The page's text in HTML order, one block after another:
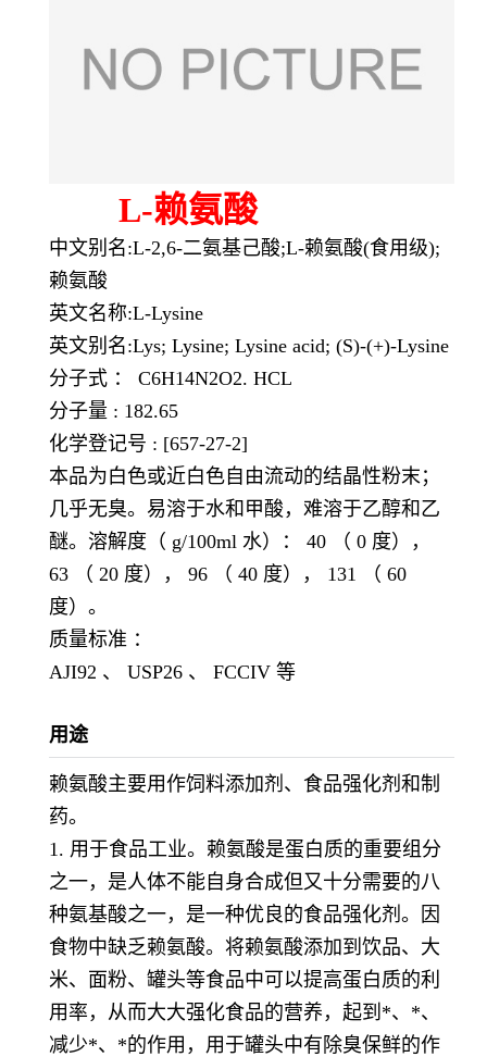
L-赖氨酸
中文别名:L-2,6-二氨基己酸;L-赖氨酸(食用级);
赖氨酸
英文名称:L-Lysine
英文别名:Lys; Lysine; Lysine acid; (S)-(+)-Lysine
分子式 ： C6H14N2O2. HCL
分子量 : 182.65
化学登记号 : [657-27-2]
本品为白色或近白色自由流动的结晶性粉末；
几乎无臭。易溶于水和甲酸，难溶于乙醇和乙
醚。溶解度（ g/100ml 水）： 40 （ 0 度），
63 （ 20 度）， 96 （ 40 度）， 131 （ 60
度）。
质量标准 ：
AJI92 、 USP26 、 FCCIV 等
用途
赖氨酸主要用作饲料添加剂、食品强化剂和制
药。
1. 用于食品工业。赖氨酸是蛋白质的重要组分
之一，是人体不能自身合成但又十分需要的八
种氨基酸之一，是一种优良的食品强化剂。因
食物中缺乏赖氨酸。将赖氨酸添加到饮品、大
米、面粉、罐头等食品中可以提高蛋白质的利
用率，从而大大强化食品的营养，起到*、*、
减少*、*的作用，用于罐头中有除臭保鲜的作